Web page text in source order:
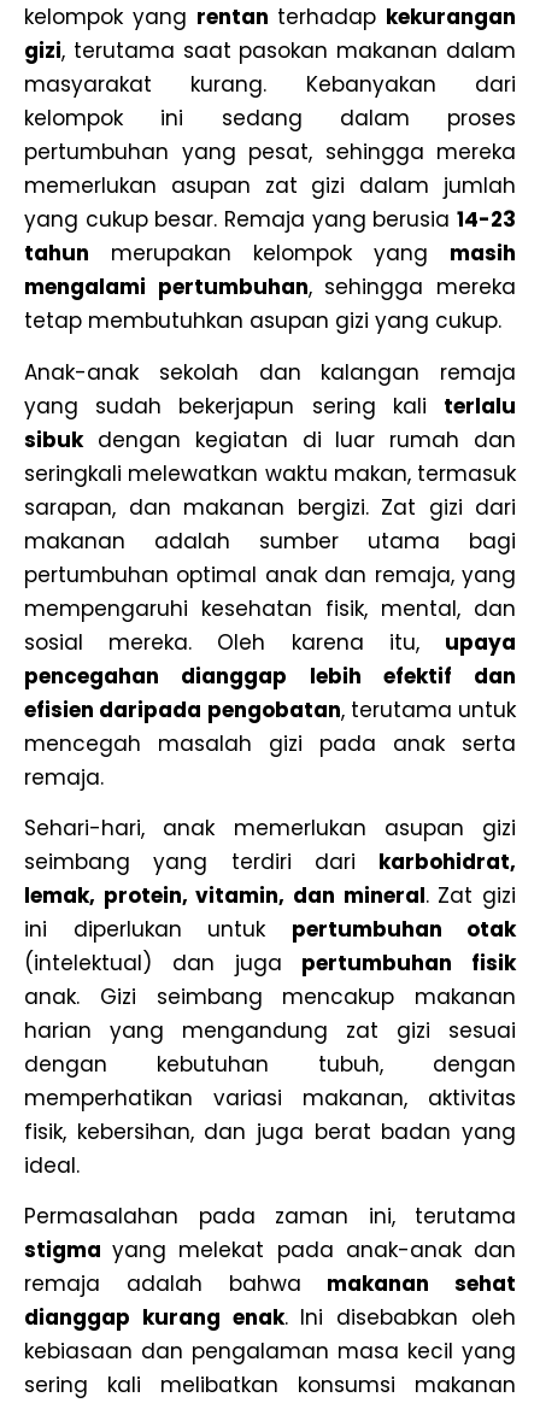
kelompok yang rentan terhadap kekurangan
gizi, terutama saat pasokan makanan dalam
masyarakat kurang. Kebanyakan dari
kelompok ini sedang dalam proses
pertumbuhan yang pesat, sehingga mereka
memerlukan asupan zat gizi dalam jumlah
yang cukup besar. Remaja yang berusia 14-23
tahun merupakan kelompok yang masih
mengalami pertumbuhan, sehingga mereka
tetap membutuhkan asupan gizi yang cukup.
Anak-anak sekolah dan kalangan remaja
yang sudah bekerjapun sering kali terlalu
sibukdengan kegiatan di luar rumah dan
seringkali melewatkan waktu makan, termasuk
sarapan, dan makanan bergizi. Zat gizi dari
makanan adalah sumber utama bagi
pertumbuhan optimal anak dan remaja, yang
mempengaruhi kesehatan fisik, mental, dan
sosial mereka. Oleh karena itu, upaya
pencegahan dianggap lebih efektif dan
efisien daripada pengobatan, terutama untuk
mencegah masalah gizi pada anak serta
remaja.
Sehari-hari, anak memerlukan asupan gizi
seimbang yang terdiri dari karbohidrat,
lemak, protein, vitamin, dan mineral. Zat gizi
ini diperlukan untuk pertumbuhan otak
(intelektual) dan juga pertumbuhan fisik
anak. Gizi seimbang mencakup makanan
harian yang mengandung zat gizi sesuai
dengan kebutuhan tubuh, dengan
memperhatikan variasi makanan, aktivitas
fisik, kebersihan, dan juga berat badan yang
ideal.
Permasalahan pada zaman ini, terutama
stigmayang melekat pada anak-anak dan
remaja adalah bahwa makanan sehat
dianggap kurang enak. Ini disebabkan oleh
kebiasaan dan pengalaman masa kecil yang
sering kali melibatkan konsumsi makanan